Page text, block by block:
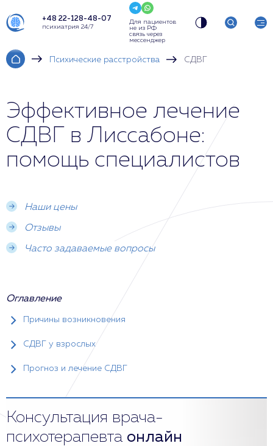
+48 22-128-48-07
психиатрия 24/7
Для пациентов
не из РФ
связь через
мессенджер
Психические расстройства СДВГ
Эффективное лечение
СДВГ в Лиссабоне:
помощь специалистов
Наши цены
Отзывы
Часто задаваемые вопросы
Оглавление
Причины возникновения
СДВГ у взрослых
Прогноз и лечение СДВГ
Консультация врача-
психотерапевта онлайн